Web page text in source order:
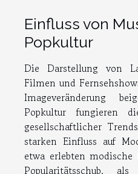
Einfluss von
Popkultur
Die Darstellung von
Filmen und
Imageveränderung
Popkultur fungieren
gesellschaftlicher
starken Einfluss auf
etwa erlebten
Popularitätsschub,